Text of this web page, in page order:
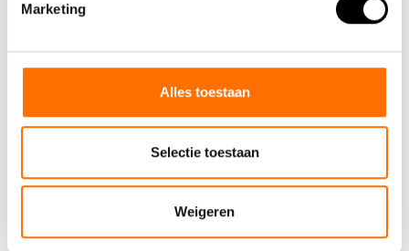
Marketing
Alles toestaan
Selectie toestaan
Weigeren
Verkooppunten
Instructievideo's
Algemene voorwaarden
Privacybeleid